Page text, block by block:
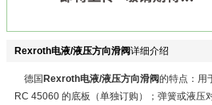
Rexroth电液/液压方向滑阀详细介绍
德国 Rexroth电液/液压方向滑阀的特点：用
RC 45060 的底板（单独订购）；弹簧或液压